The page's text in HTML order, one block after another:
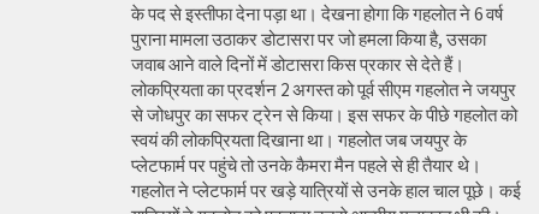
के पद से इस्तीफा देना पड़ा था। देखना होगा कि गहलोत ने 6 वर्ष
पुराना मामला उठाकर डोटासरा पर जो हमला किया है, उसका
जवाब आने वाले दिनों में डोटासरा किस प्रकार से देते हैं।
लोकप्रियता का प्रदर्शन 2 अगस्त को पूर्व सीएम गहलोत ने जयपुर
से जोधपुर का सफर ट्रेन से किया। इस सफर के पीछे गहलोत को
स्वयं की लोकप्रियता दिखाना था। गहलोत जब जयपुर के
प्लेटफार्म पर पहुंचे तो उनके कैमरा मैन पहले से ही तैयार थे।
गहलोत ने प्लेटफार्म पर खड़े यात्रियों से उनके हाल चाल पूछे। कई